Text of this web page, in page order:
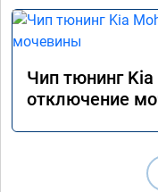
Чип тюнинг
отключение